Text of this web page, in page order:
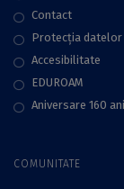
Contact
Protecţia datelor
Accesibilitate
EDUROAM
Aniversare 160 ani
COMUNITATE